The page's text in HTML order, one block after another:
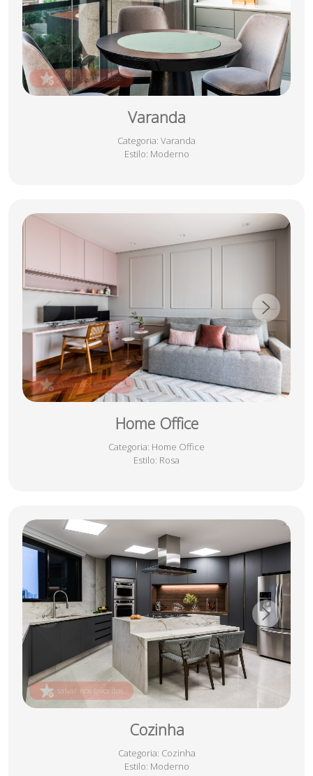
Varanda
Categoria: Varanda
Estilo: Moderno
salvar nos favoritos
Home Office
Categoria: Home Office
Estilo: Rosa
salvar nos favoritos
Cozinha
Categoria: Cozinha
Estilo: Moderno
salvar nos favoritos